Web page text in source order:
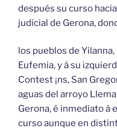
después su curso
judicial de Gerona,
los pueblos de
Eufemia, y á su
Contest ¡ns, San
aguas del arroyo
Gerona, é inmediato á
curso aunque en